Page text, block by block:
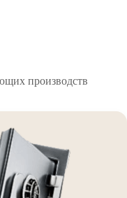
производств